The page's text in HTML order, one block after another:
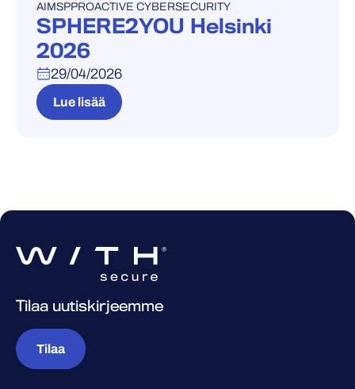
TAPAHTUMA
AIMSPPROACTIVE CYBERSECURITY
SPHERE2YOU Helsinki
2026
29/04/2026
Lue lisää
Tilaa uutiskirjeemme
Tilaa